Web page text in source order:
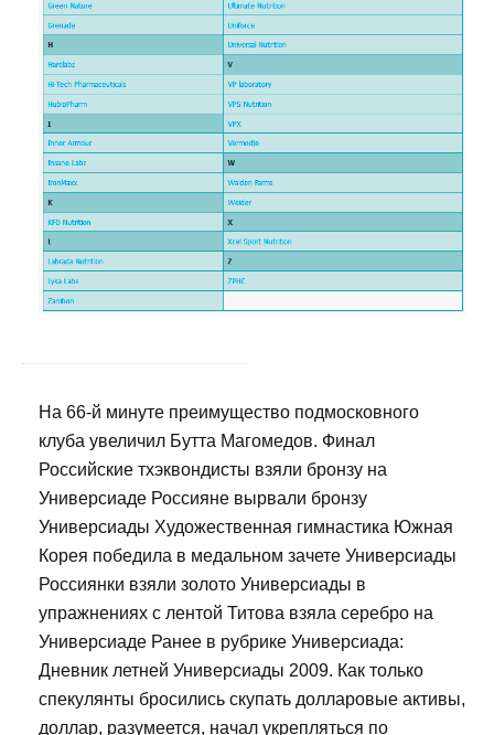
На 66-й минуте преимущество подмосковного
клуба увеличил Бутта Магомедов. Финал
Российские тхэквондисты взяли бронзу на
Универсиаде Россияне вырвали бронзу
Универсиады Художественная гимнастика Южная
Корея победила в медальном зачете Универсиады
Россиянки взяли золото Универсиады в
упражнениях с лентой Титова взяла серебро на
Универсиаде Ранее в рубрике Универсиада:
Дневник летней Универсиады 2009. Как только
спекулянты бросились скупать долларовые активы,
доллар, разумеется, начал укрепляться по